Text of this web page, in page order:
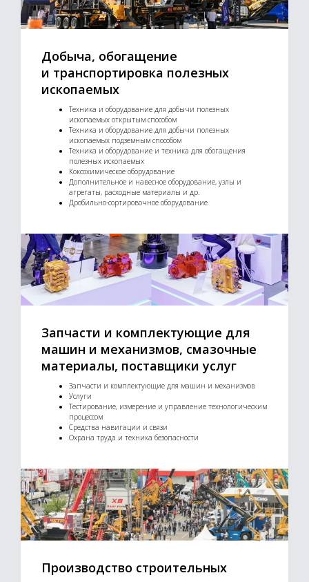
Добыча, обогащение
и транспортировка полезных
ископаемых
Техника и оборудование для добычи полезных
ископаемых открытым способом
Техника и оборудование для добычи полезных
ископаемых подземным способом
Техника и оборудование и техника для обогащения
полезных ископаемых
Коксохимическое оборудование
Дополнительное и навесное оборудование, узлы и
агрегаты, расходные материалы и др.
Дробильно-сортировочное оборудование
Запчасти и комплектующие для
машин и механизмов, смазочные
материалы, поставщики услуг
Запчасти и комплектующие для машин и механизмов
Услуги
Тестирование, измерение и управление технологическим
процессом
Средства навигации и связи
Охрана труда и техника безопасности
Производство строительных